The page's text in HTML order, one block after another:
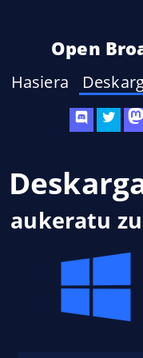
Open
Hasiera
aukeratu